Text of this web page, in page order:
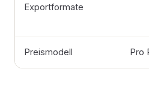
Exportformate
Preismodell Pro